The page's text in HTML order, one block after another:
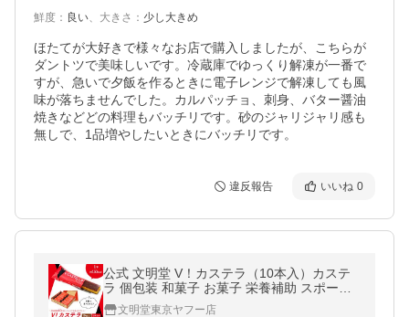
鮮度 ： 良い、 大きさ ： 少し大きめ
ほたてが大好きで様々なお店で購入しましたが、こちらが
ダントツで美味しいです。冷蔵庫でゆっくり解凍が一番で
すが、急いで夕飯を作るときに電子レンジで解凍しても風
味が落ちませんでした。カルパッチョ、刺身、バター醤油
焼きなどどの料理もバッチリです。砂のジャリジャリ感も
無しで、1品増やしたいときにバッチリです。
違反報告 いいね 0
公式 文明堂 V！カステラ（10本入）カステ
ラ 個包装 和菓子 お菓子 栄養補助 スポーツ
登山 キャンプ かすてら バレンタイン
文明堂東京ヤフー店